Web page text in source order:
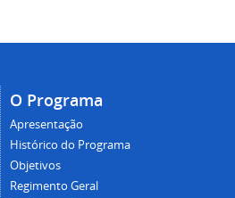
O Programa
Apresentação
Histórico do Programa
Objetivos
Regimento Geral